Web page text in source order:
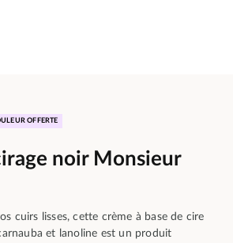
OFFERTE
noir Monsieur
cuirs lisses, cette crème à base de cire
et lanoline est un produit